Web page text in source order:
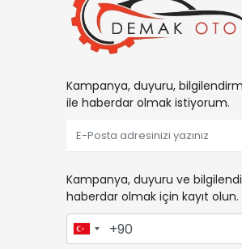
Kampanya, duyuru,
ile haberdar olmak istiyorum.
Kampanya, duyuru ve
haberdar olmak için kayıt olun.